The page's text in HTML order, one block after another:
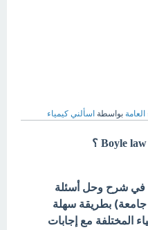
العامة بواسطة اسألني كيمياء
في شرح وحل أسئلة
جامعة) بطريقة سهلة
المختلفة مع إجابات